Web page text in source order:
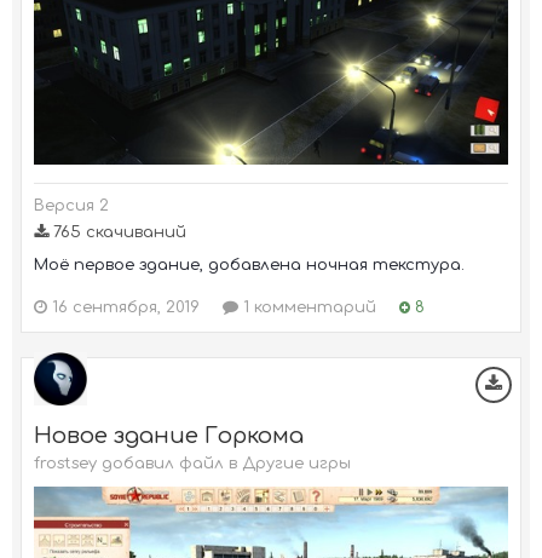
Версия 2
765 скачиваний
Моё первое здание, добавлена ночная текстура.
16 сентября, 2019 1 комментарий 8
Новое здание Горкома
frostsey добавил файл в Другие игры